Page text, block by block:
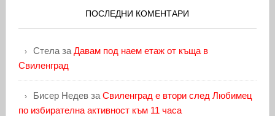
ПОСЛЕДНИ КОМЕНТАРИ
Стелаза Давам под наем етаж от къща в
Свиленград
Бисер Недевза Свиленград е втори след Любимец
по избирателна активност към 11 часа